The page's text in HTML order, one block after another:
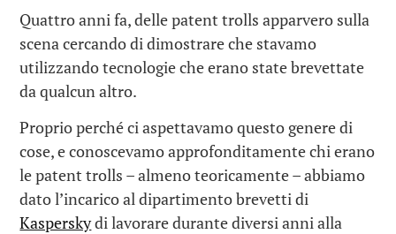
Quattro anni fa, delle patent trolls apparvero sulla
scena cercando di dimostrare che stavamo
utilizzando tecnologie che erano state brevettate
da qualcun altro.
Proprio perché ci aspettavamo questo genere di
cose, e conoscevamo approfonditamente chi erano
le patent trolls – almeno teoricamente – abbiamo
dato l’incarico al dipartimento brevetti di
Kasperskydi lavorare durante diversi anni alla